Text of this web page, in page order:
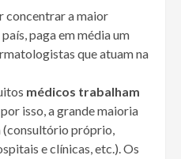
concentrar a maior
paga em média um
que atuam na
médicos trabalham
por isso, a grande maioria
(consultório próprio,
e clínicas, etc.). Os